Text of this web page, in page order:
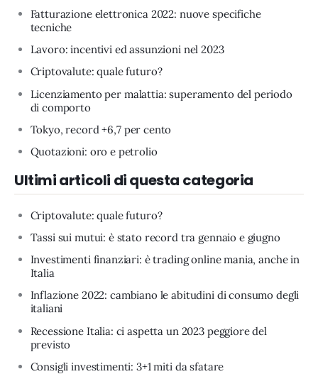
Fatturazione elettronica 2022: nuove specifiche
tecniche
Lavoro: incentivi ed assunzioni nel 2023
Criptovalute: quale futuro?
Licenziamento per malattia: superamento del periodo
di comporto
Tokyo, record +6,7 per cento
Quotazioni: oro e petrolio
Ultimi articoli di questa categoria
Criptovalute: quale futuro?
Tassi sui mutui: è stato record tra gennaio e giugno
Investimenti finanziari: è trading online mania, anche in
Italia
Inflazione 2022: cambiano le abitudini di consumo degli
italiani
Recessione Italia: ci aspetta un 2023 peggiore del
previsto
Consigli investimenti: 3+1 miti da sfatare